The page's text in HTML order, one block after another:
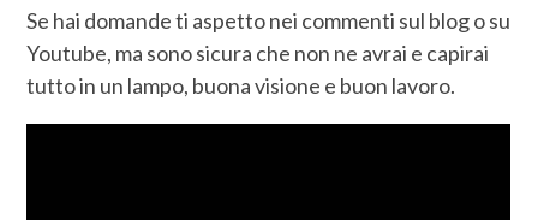
Se hai domande ti aspetto nei commenti sul blog o su
Youtube, ma sono sicura che non ne avrai e capirai
tutto in un lampo, buona visione e buon lavoro.